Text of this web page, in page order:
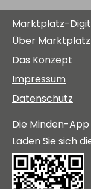
Marktplatz-
Über
Das Konzept
Impressum
Datenschutz
Die Minden-App
Laden Sie sich